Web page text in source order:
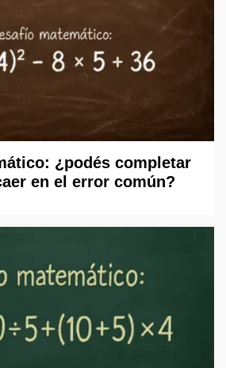
¿podés completar
en el error común?